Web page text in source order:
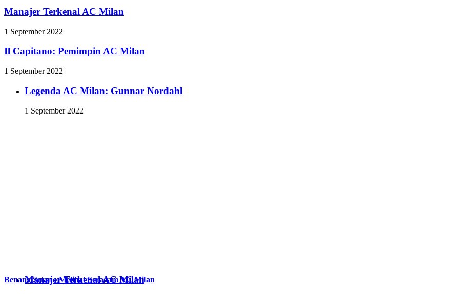
Manajer Terkenal AC Milan
1 September 2022
Il Capitano: Pemimpin AC Milan
1 September 2022
Legenda AC Milan: Gunnar Nordahl
1 September 2022
Manajer Terkenal AC Milan
Benang Setan : Melihat Seragam AC Milan